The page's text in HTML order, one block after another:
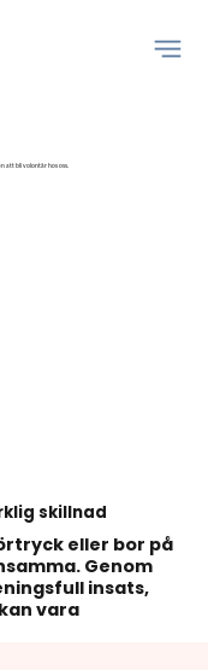
att bli volontär hos oss.
skillnad
eller bor på
Genom
insats,
vara